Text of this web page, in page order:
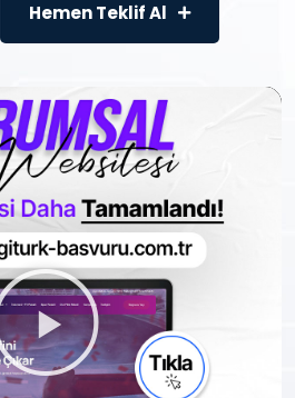
Hemen Teklif Al